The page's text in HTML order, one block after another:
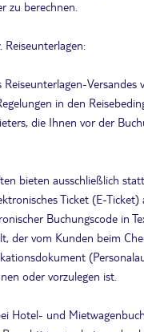
zu berechnen.
Reiseunterlagen:
Versandes
in den
die Ihnen vor der
bieten ausschließlich
Ticket (E-Ticket)
Buchungscode in
der vom Kunden beim
oder vorzulegen ist.
Hotel- und